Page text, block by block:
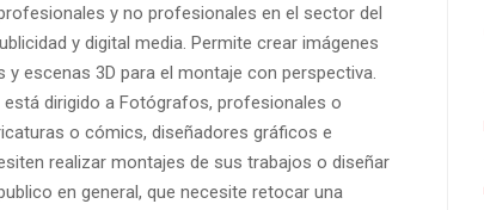
y no profesionales en el sector del
y digital media. Permite crear imágenes
escenas 3D para el montaje con perspectiva.
dirigido a Fotógrafos, profesionales o
o cómics, diseñadores gráficos e
realizar montajes de sus trabajos o diseñar
en general, que necesite retocar una